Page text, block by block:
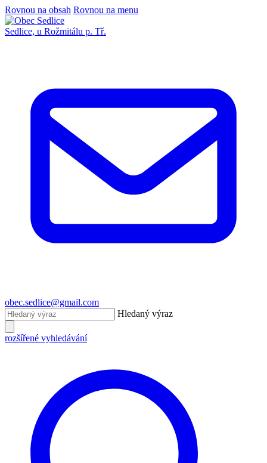
Rovnou na obsah Rovnou na menu
Sedlice, u Rožmitálu p. Tř.
obec.sedlice@gmail.com
Hledaný výraz
rozšířené vyhledávání